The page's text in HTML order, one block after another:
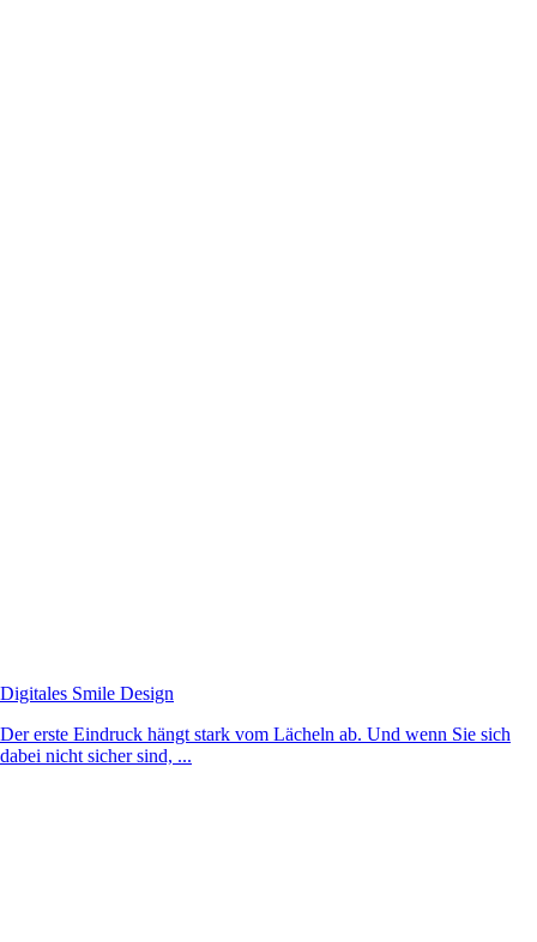
Digitales Smile Design
Der erste Eindruck hängt stark vom Lächeln ab. Und wenn Sie sich
dabei nicht sicher sind, ...